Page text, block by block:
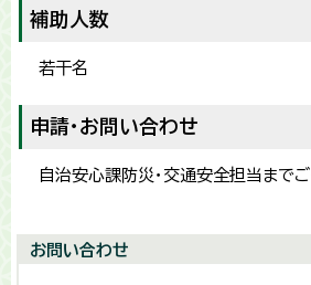
補助人数
若干名
申請・お問い合わせ
自治安心課防災・交通安全担当までご
お問い合わせ